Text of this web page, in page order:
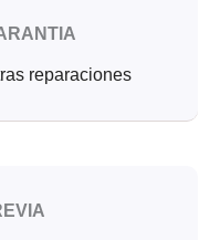
reparaciones